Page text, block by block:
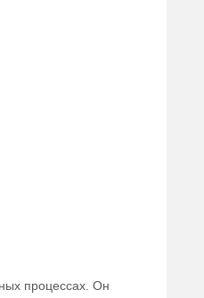
процессах. Он